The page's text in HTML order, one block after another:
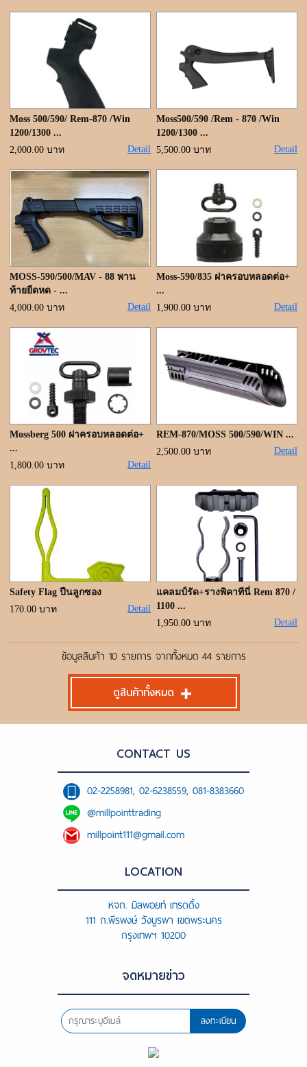
Moss 500/590/ Rem-870 /Win
1200/1300 ...
2,000.00 บาท
Detail
Moss500/590 /Rem - 870 /Win
1200/1300 ...
5,500.00 บาท
Detail
MOSS-590/500/MAV - 88 พาน
ท้ายยืดหด - ...
4,000.00 บาท
Detail
Moss-590/835 ฝาครอบหลอดต่อ+
...
1,900.00 บาท
Detail
Mossberg 500 ฝาครอบหลอดต่อ+
...
1,800.00 บาท
Detail
REM-870/MOSS 500/590/WIN ...
2,500.00 บาท
Detail
Safety Flag ปืนลูกซอง
170.00 บาท
Detail
แคลมป์รัด+รางพิคาทีนี่ Rem 870 /
1100 ...
1,950.00 บาท
Detail
ข้อมูลสินค้า 10 รายการ จากทั้งหมด 44 รายการ
ดูสินค้าทั้งหมด
CONTACT US
02-2258981, 02-6238559, 081-8383660
@millpointtrading
millpoint111@gmail.com
LOCATION
หจก. มิลพอยท์ เทรดดิ้ง
111 ถ.พีรพงษ์ วังบูรพา เขตพระนคร
กรุงเทพฯ 10200
จดหมายข่าว
ลงทะเบียน